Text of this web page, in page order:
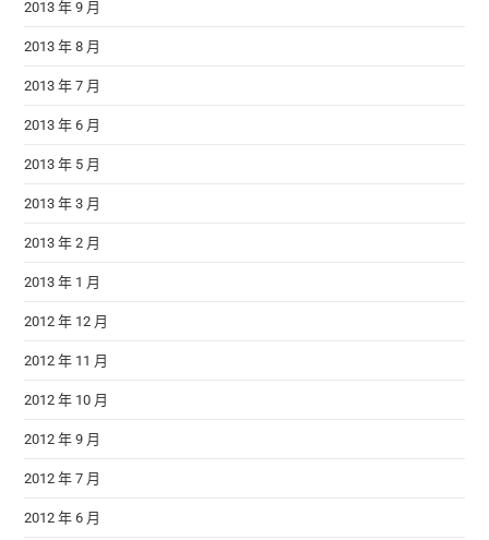
2013 年 9 月
2013 年 8 月
2013 年 7 月
2013 年 6 月
2013 年 5 月
2013 年 3 月
2013 年 2 月
2013 年 1 月
2012 年 12 月
2012 年 11 月
2012 年 10 月
2012 年 9 月
2012 年 7 月
2012 年 6 月